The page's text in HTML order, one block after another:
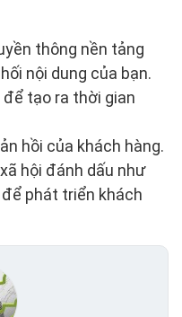
thông nền tảng
nội dung của bạn.
tạo ra thời gian
hồi của khách hàng.
hội đánh dấu như
phát triển khách